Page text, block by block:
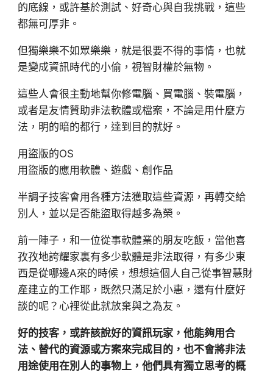
的底線，或許基於測試、好奇心與自我挑戰，這些
都無可厚非。
但獨樂樂不如眾樂樂，就是很要不得的事情，也就
是變成資訊時代的小偷，視智財權於無物。
這些人會很主動地幫你修電腦、買電腦、裝電腦，
或者是友情贊助非法軟體或檔案，不論是用什麼方
法，明的暗的都行，達到目的就好。
用盜版的OS
用盜版的應用軟體、遊戲、創作品
半調子技客會用各種方法獲取這些資源，再轉交給
別人，並以是否能盜取得越多為榮。
前一陣子，和一位從事軟體業的朋友吃飯，當他喜
孜孜地誇耀家裏有多少軟體是非法取得，有多少東
西是從哪邊A來的時候，想想這個人自己從事智慧財
產建立的工作耶，既然只滿足於小惠，還有什麼好
談的呢？心裡從此就放棄與之為友。
好的技客，或許該說好的資訊玩家，他能夠用合
法、替代的資源或方案來完成目的，也不會將非法
用途使用在別人的事物上，他們具有獨立思考的概